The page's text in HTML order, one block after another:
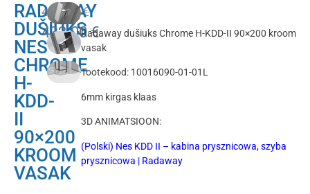
RADAWAY
DUŠIUKS
NES
CHROME
H-
KDD-
II
90×200
KROOM
VASAK
480.00€
432.00€
Radaway dušiuks Chrome H-KDD-II 90×200 kroom
vasak
Tootekood: 10016090-01-01L
6mm kirgas klaas
3D ANIMATSIOON:
(Polski) Nes KDD II – kabina prysznicowa, szyba
prysznicowa | Radaway